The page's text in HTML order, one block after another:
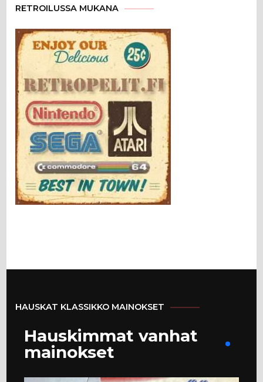
RETROILUSSA MUKANA
HAUSKAT KLASSIKKO MAINOKSET
Hauskimmat vanhat
mainokset